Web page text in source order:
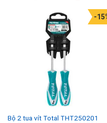
Bộ 2 tua vít Total THT250201
-